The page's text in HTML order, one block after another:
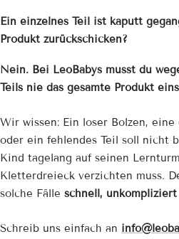
Ein einzelnes Teil ist kaputt
Produkt zurückschicken?
Nein. Bei LeoBabys musst du
Teils nie das gesamte Produkt
Wir wissen: Ein loser Bolzen,
oder ein fehlendes Teil soll nicht
Kind tagelang auf seinen
Kletterdreieck verzichten muss.
solche Fälle schnell,
Schreib uns einfach an